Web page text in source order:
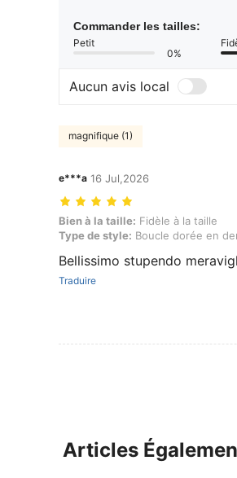
Commander les tailles:
Petit
0%
Aucun avis local
magnifique (1)
e***a 16 Jul,2026
Bien à la taille: Fidèle à la taille, Type
Bien à la taille: Fidèle à la taille
Type de style: Boucle dorée en
Bellissimo stupendo
Traduire
Articles